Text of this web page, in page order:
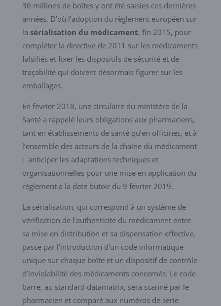
30 millions de boîtes y ont été saisies ces dernières
années. D’où l’adoption du règlement européen sur
la sérialisation du médicament, fin 2015, pour
compléter la directive de 2011 sur les médicaments
falsifiés et fixer les dispositifs de sécurité et de
traçabilité qui doivent désormais figurer sur les
emballages.
En février 2018, une circulaire du ministère de la
Santé a rappelé leurs obligations aux pharmaciens,
tant en établissements de santé qu’en officines, et à
l’ensemble des acteurs de la chaine du médicament
: anticiper les adaptations techniques et
organisationnelles pour une mise en application du
règlement à la date butoir du 9 février 2019.
La sérialisation, qui correspond à un système de
vérification de l’authenticité du médicament entre
sa mise en distribution et sa dispensation effective,
passe par l’introduction d’un code informatique
unique sur chaque boîte et un dispositif de contrôle
d’inviolabilité des médicaments concernés. Le code
barre, au standard datamatrix, sera scanné par le
pharmacien et comparé aux numéros de série